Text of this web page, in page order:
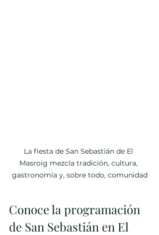
La fiesta de San Sebastián de El
Masroig mezcla tradición, cultura,
gastronomía y, sobre todo, comunidad
Conoce la programación
de San Sebastián en El